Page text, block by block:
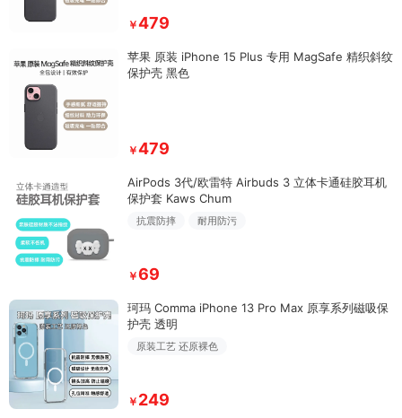
￥479
苹果 原装 iPhone 15 Plus 专用 MagSafe 精织斜纹
保护壳 黑色
￥479
AirPods 3代/欧雷特 Airbuds 3 立体卡通硅胶耳机
保护套 Kaws Chum
抗震防摔 耐用防污
￥69
珂玛 Comma iPhone 13 Pro Max 原享系列磁吸保
护壳 透明
原装工艺 还原裸色
￥ 249